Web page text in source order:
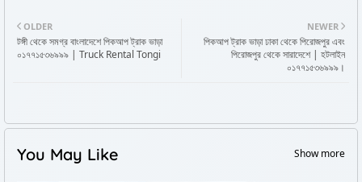
NEWER
পিকআপ ট্রাক ভাড়া ঢাকা থেকে পিরোজপুর এবং
পিরোজপুর থেকে সারাদেশে | হটলাইন
০১৭৭১৫৩৬৯৯৯।
OLDER
টঙ্গী থেকে সমগ্র বাংলাদেশে পিকআপ ট্রাক ভাড়া
০১৭৭১৫৩৬৯৯৯ | Truck Rental Tongi
You May Like Show more